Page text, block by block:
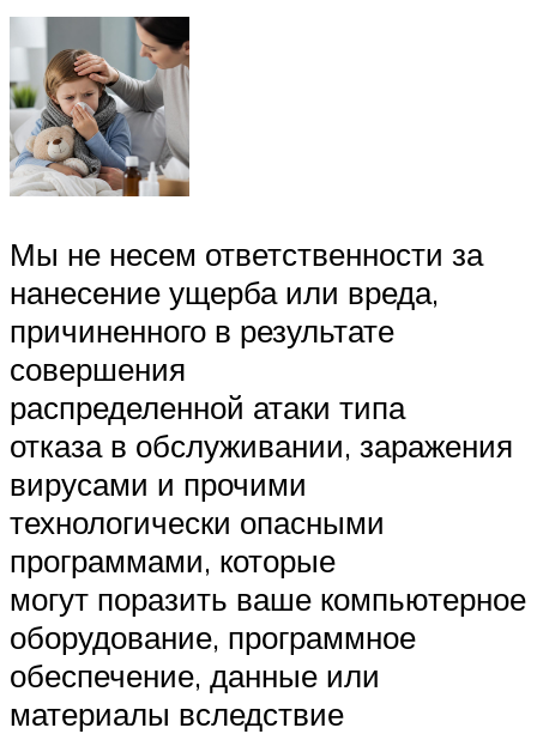
Мы не несем ответственности за
нанесение ущерба или вреда,
причиненного в результате
совершения
распределенной атаки типа
отказа в обслуживании, заражения
вирусами и прочими
технологически опасными
программами, которые
могут поразить ваше компьютерное
оборудование, программное
обеспечение, данные или
материалы вследствие